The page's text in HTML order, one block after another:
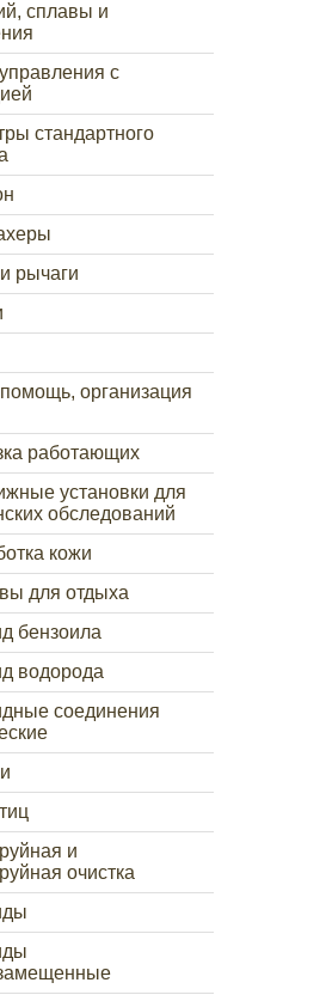
сплавы и
с
стандартного
рычаги
организация
работающих
установки для
обследований
кожи
для отдыха
бензоила
водорода
соединения
и
очистка